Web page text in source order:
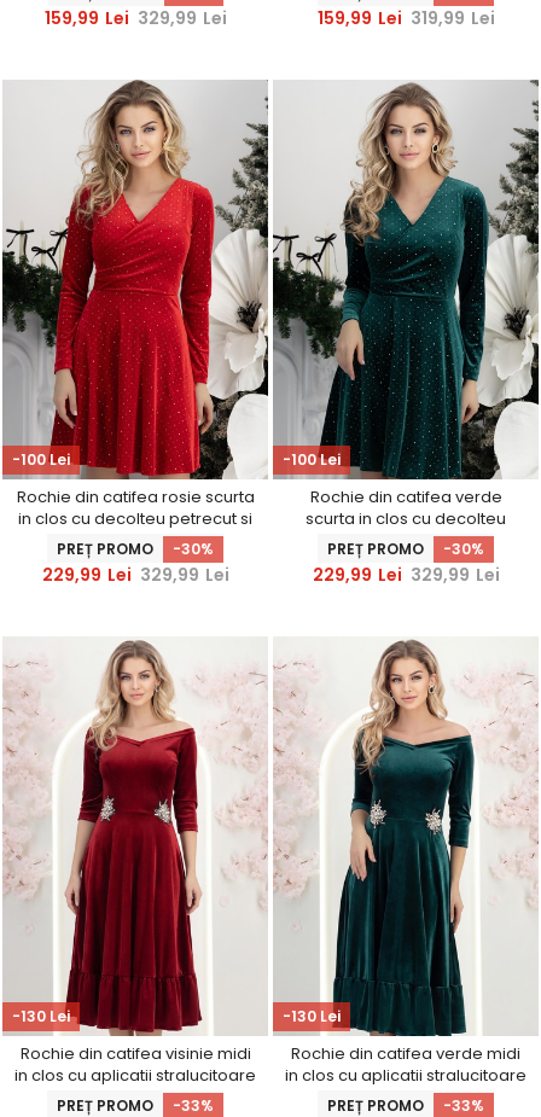
159,99 Lei 329,99 Lei 159,99 Lei 319,99 Lei
-100 Lei
Rochie din catifea rosie scurta
in clos cu decolteu petrecut si
sclipici- StarShinerS
PREȚ PROMO -30%
229,99 Lei 329,99 Lei
-100 Lei
Rochie din catifea verde
scurta in clos cu decolteu
petrecut si sclipici-
StarShinerS
PREȚ PROMO -30%
229,99 Lei 329,99 Lei
-130 Lei
Rochie din catifea visinie midi
in clos cu aplicatii stralucitoare
laterale- StarShinerS
PREȚ PROMO -33%
-130 Lei
Rochie din catifea verde midi
in clos cu aplicatii stralucitoare
laterale- StarShinerS
PREȚ PROMO -33%